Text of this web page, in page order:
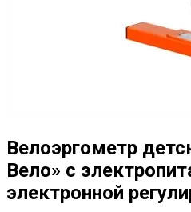
Велоэргометр
Вело» с
электронной